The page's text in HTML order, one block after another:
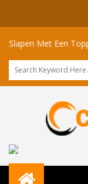
Met Een Topper